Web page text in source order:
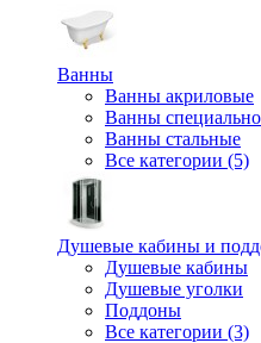
Ванны
Ванны акриловые
Ванны
Ванны стальные
Все категории (5)
Душевые кабины и
Душевые кабины
Душевые уголки
Поддоны
Все категории (3)